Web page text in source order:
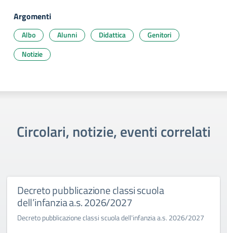
Argomenti
Albo Alunni Didattica
Genitori
Notizie
Circolari, notizie, eventi correlati
Decreto pubblicazione classi scuola
dell’infanzia a.s. 2026/2027
Decreto pubblicazione classi scuola dell'infanzia a.s. 2026/2027